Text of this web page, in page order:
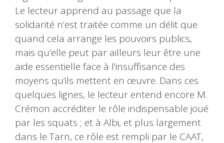
Le lecteur apprend au passage que la
solidarité n’est traitée comme un délit que
quand cela arrange les pouvoirs publics,
mais qu’elle peut par ailleurs leur être une
aide essentielle face à l’insuffisance des
moyens qu’ils mettent en œuvre. Dans ces
quelques lignes, le lecteur entend encore M.
Crémon accréditer le rôle indispensable joué
par les squats ; et à Albi, et plus largement
dans le Tarn, ce rôle est rempli par le CAAT,